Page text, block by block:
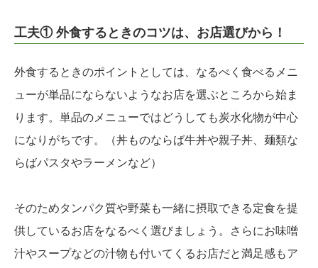
工夫① 外食するときのコツは、お店選びから！
外食するときのポイントとしては、なるべく食べるメニ
ューが単品にならないようなお店を選ぶところから始ま
ります。単品のメニューではどうしても炭水化物が中心
になりがちです。（丼ものならば牛丼や親子丼、麺類な
らばパスタやラーメンなど）
そのためタンパク質や野菜も一緒に摂取できる定食を提
供しているお店をなるべく選びましょう。さらにお味噌
汁やスープなどの汁物も付いてくるお店だと満足感もア